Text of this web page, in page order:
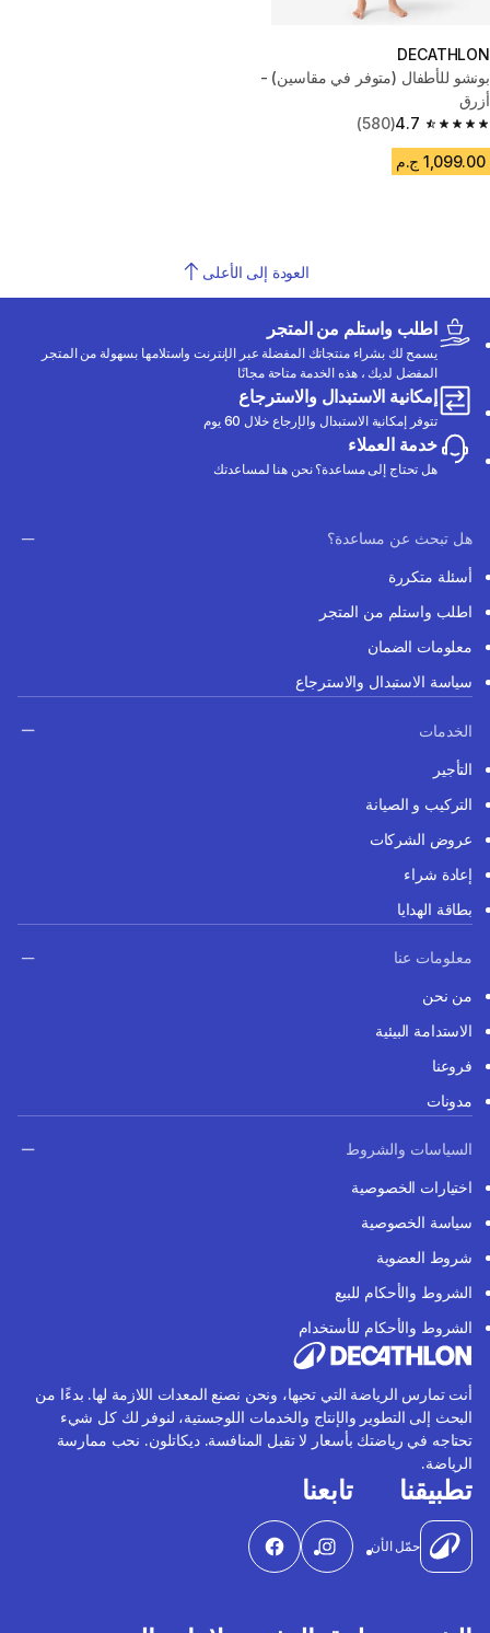
DECATHLON
بونشو للأطفال (متوفر في مقاسين) -
أزرق
4.7
4.7 out of 5 stars from 580 reviews
(580)
1,099.00 ج.م
العودة إلى الأعلى
اطلب واستلم من المتجر
يسمح لك بشراء منتجاتك المفضلة عبر الإنترنت واستلامها بسهولة من المتجر
المفضل لديك ، هذه الخدمة متاحة مجانًا
إمكانية الاستبدال والاسترجاع
تتوفر إمكانية الاستبدال والإرجاع خلال 60 يوم
خدمة العملاء
هل تحتاج إلى مساعدة؟ نحن هنا لمساعدتك
هل تبحث عن مساعدة؟
أسئلة متكررة
اطلب واستلم من المتجر
معلومات الضمان
سياسة الاستبدال والاسترجاع
الخدمات
التأجير
التركيب و الصيانة
عروض الشركات
إعادة شراء
بطاقة الهدايا
معلومات عنا
من نحن
الاستدامة البيئية
فروعنا
مدونات
السياسات والشروط
اختيارات الخصوصية
سياسة الخصوصية
شروط العضوية
الشروط والأحكام للبيع
الشروط والأحكام للأستخدام
أنت تمارس الرياضة التي تحبها، ونحن نصنع المعدات اللازمة لها. بدءًا من
البحث إلى التطوير والإنتاج والخدمات اللوجستية، لنوفر لك كل شيء
تحتاجه في رياضتك بأسعار لا تقبل المنافسة. ديكاتلون. نحب ممارسة
الرياضة.
تطبيقنا
حمّل الأن
تابعنا